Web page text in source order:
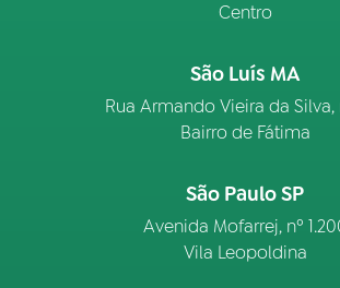
Centro
São Luís MA
Rua Armando Vieira da Silva,
Bairro de Fátima
São Paulo SP
Avenida Mofarrej, nº
Vila Leopoldina